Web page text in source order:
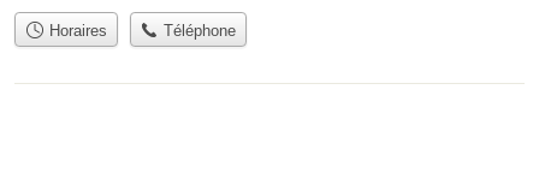
Horaires Téléphone